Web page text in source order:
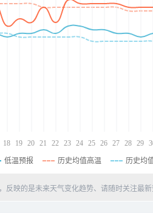
18 19 20 21 22 23 24 25 26 27 28 29
低温预报 历史均值高温 历史均
反映的是未来天气变化趋势、请随时关注最新